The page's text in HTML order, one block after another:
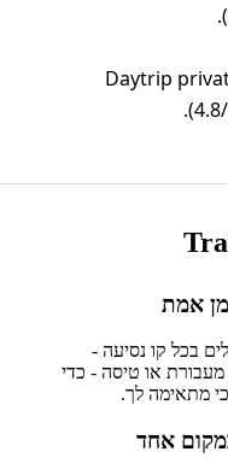
Daytrip
אמת
בכל קו נסיעה -
מעבורת או טיסה - כדי
מתאימה לך.
אחד